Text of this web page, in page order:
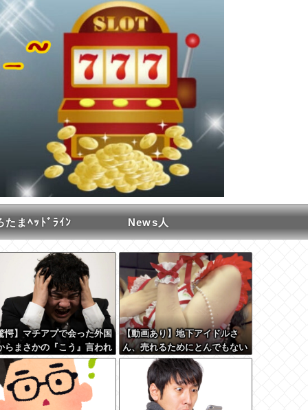
たまﾍｯﾄﾞﾗｲﾝ News人
愕】マチアプで会った外国
らまさかの『こう』言われ
やがこれワイ詰み
？？？？？？
【動画あり】地下アイドルさ
ん、売れるためにとんでもない
格好でここまでしなきゃいけな
いと判明ｗｗｗｗｗ